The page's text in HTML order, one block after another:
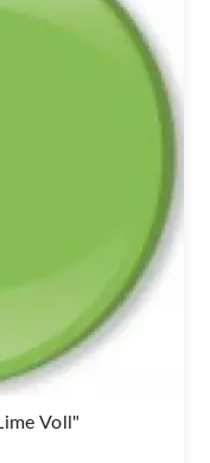
Voll"